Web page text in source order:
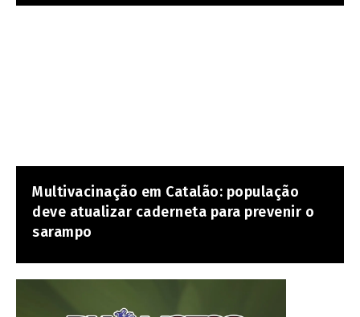
Multivacinação em Catalão: população
deve atualizar caderneta para prevenir o
sarampo